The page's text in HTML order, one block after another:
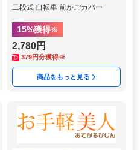
二段式 自転車 前かごカバー
15%獲得※
2,780円
379円分獲得※
商品をもっと見る